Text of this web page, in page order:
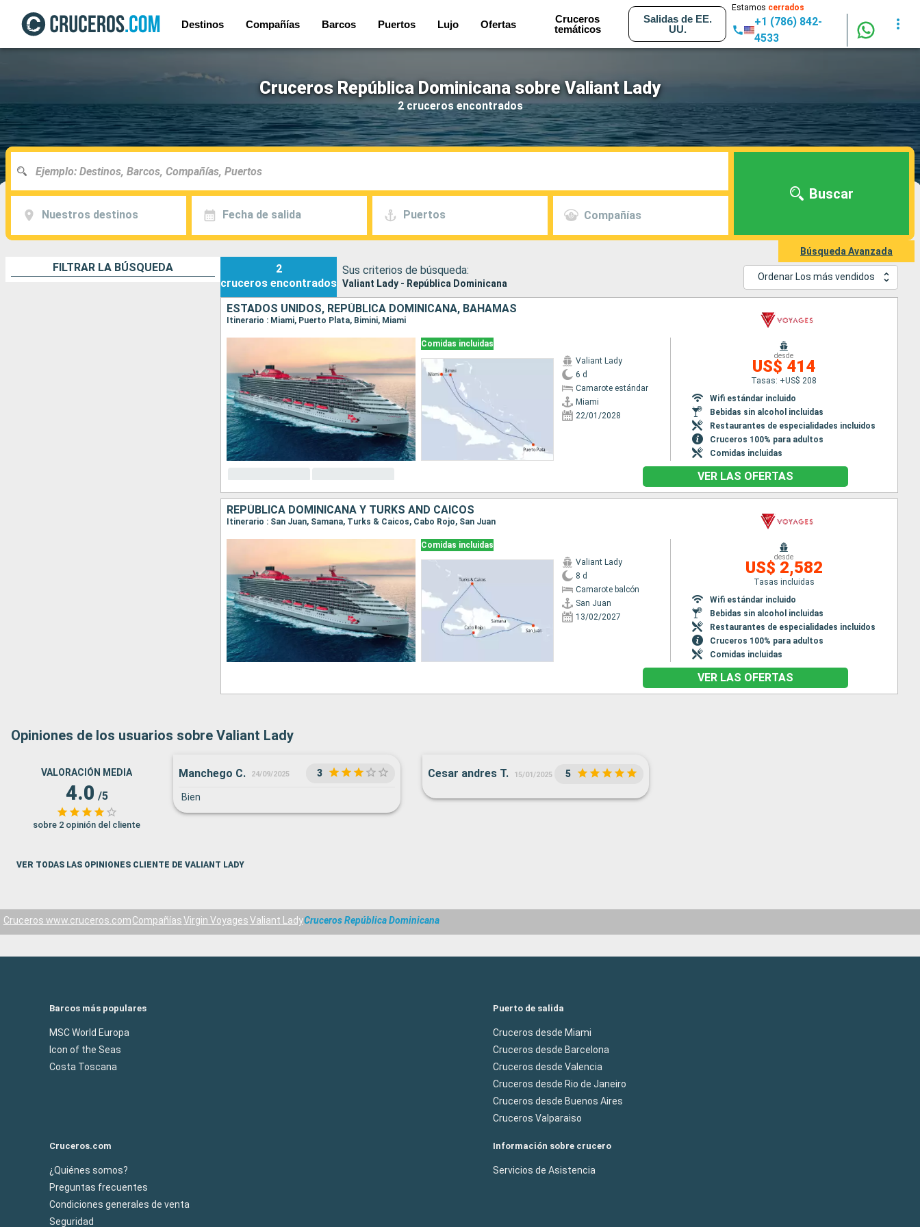
Destinos Compañías Barcos Puertos Lujo Ofertas
Cruceros
temáticos
Salidas de EE.
UU.
Estamos cerrados
+1 (786) 842-
4533
Cruceros República Dominicana sobre Valiant Lady
2 cruceros encontrados
Nuestros destinos Fecha de salida Puertos Compañías
Buscar
Búsqueda Avanzada
FILTRAR LA BÚSQUEDA
2
cruceros encontrados
Sus criterios de búsqueda:
Valiant Lady - República Dominicana
Ordenar Los más vendidos
ESTADOS UNIDOS, REPÚBLICA DOMINICANA, BAHAMAS
Itinerario : Miami, Puerto Plata, Bimini, Miami
Comidas incluidas
Valiant Lady
6 d
Camarote estándar
Miami
22/01/2028
desde
US$ 414
Tasas: +US$ 208
Wifi estándar incluido
Bebidas sin alcohol incluidas
Restaurantes de especialidades incluidos
Cruceros 100% para adultos
Comidas incluidas
VER LAS OFERTAS
REPÚBLICA DOMINICANA Y TURKS AND CAICOS
Itinerario : San Juan, Samana, Turks & Caicos, Cabo Rojo, San Juan
Comidas incluidas
Valiant Lady
8 d
Camarote balcón
San Juan
13/02/2027
desde
US$ 2,582
Tasas incluidas
Wifi estándar incluido
Bebidas sin alcohol incluidas
Restaurantes de especialidades incluidos
Cruceros 100% para adultos
Comidas incluidas
VER LAS OFERTAS
Opiniones de los usuarios sobre Valiant Lady
VALORACIÓN MEDIA
4.0 /5
sobre 2 opinión del cliente
Manchego C. 24/09/2025 3
Bien
Cesar andres T. 15/01/2025 5
VER TODAS LAS OPINIONES CLIENTE DE VALIANT LADY
Cruceros www.cruceros.comCompañíasVirgin VoyagesValiant LadyCruceros República Dominicana
Barcos más populares
MSC World Europa
Icon of the Seas
Costa Toscana
Puerto de salida
Cruceros desde Miami
Cruceros desde Barcelona
Cruceros desde Valencia
Cruceros desde Rio de Janeiro
Cruceros desde Buenos Aires
Cruceros Valparaiso
Cruceros.com
¿Quiénes somos?
Preguntas frecuentes
Condiciones generales de venta
Seguridad
Información sobre crucero
Servicios de Asistencia